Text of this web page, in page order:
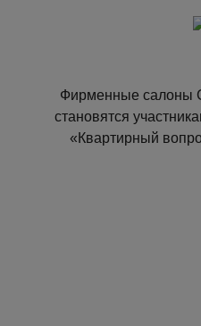
Фирменные салоны
становятся
«Квартирный